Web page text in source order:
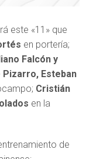
este «11» que
en portería;
Falcón y
Pizarro, Esteban
Cristián
en la
de